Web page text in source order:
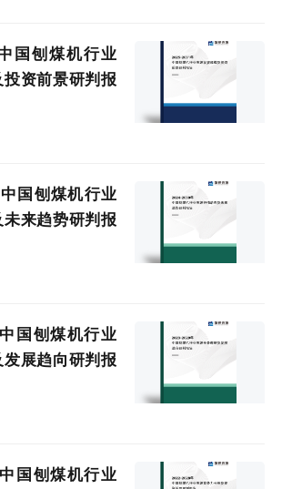
国刨煤机行业
资前景研判报
国刨煤机行业
来趋势研判报
国刨煤机行业
展趋向研判报
国刨煤机行业